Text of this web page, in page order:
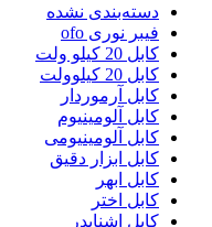
دسته‌بندی نشده
فیبر نوری ofo
کابل 20 کیلو ولت
کابل 20 کیلوولت
کابل آرموردار
کابل آلومینیوم
کابل آلومینیومی
کابل ابزار دقیق
کابل ابهر
کابل اختر
کابل اشنایدر